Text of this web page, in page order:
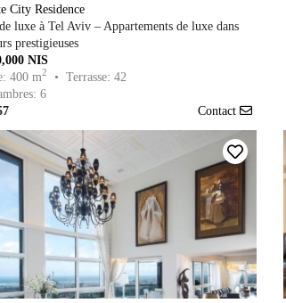
City Residence
luxe à Tel Aviv – Appartements de luxe dans
prestigieuses
NIS
400 m2
• Terrasse: 42
6
Contact